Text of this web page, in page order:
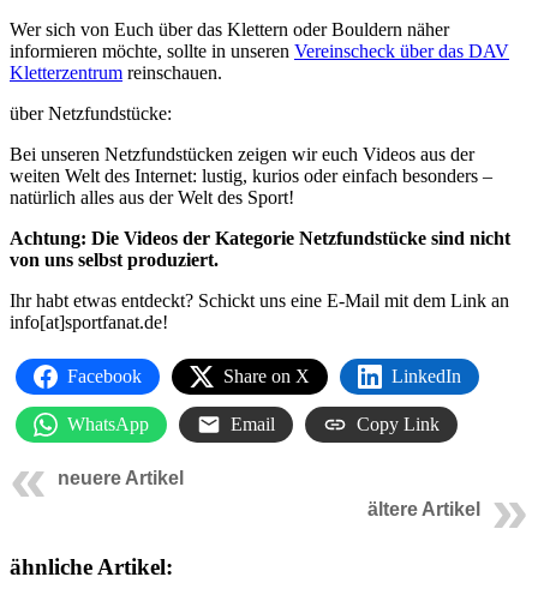
Wer sich von Euch über das Klettern oder Bouldern näher
informieren möchte, sollte in unseren Vereinscheck über das DAV
Kletterzentrum reinschauen.
über Netzfundstücke:
Bei unseren Netzfundstücken zeigen wir euch Videos aus der
weiten Welt des Internet: lustig, kurios oder einfach besonders –
natürlich alles aus der Welt des Sport!
Achtung: Die Videos der Kategorie Netzfundstücke sind nicht
von uns selbst produziert.
Ihr habt etwas entdeckt? Schickt uns eine E-Mail mit dem Link an
info[at]sportfanat.de!
Facebook Share on X LinkedIn
WhatsApp Email Copy Link
neuere Artikel
ältere Artikel
ähnliche Artikel: